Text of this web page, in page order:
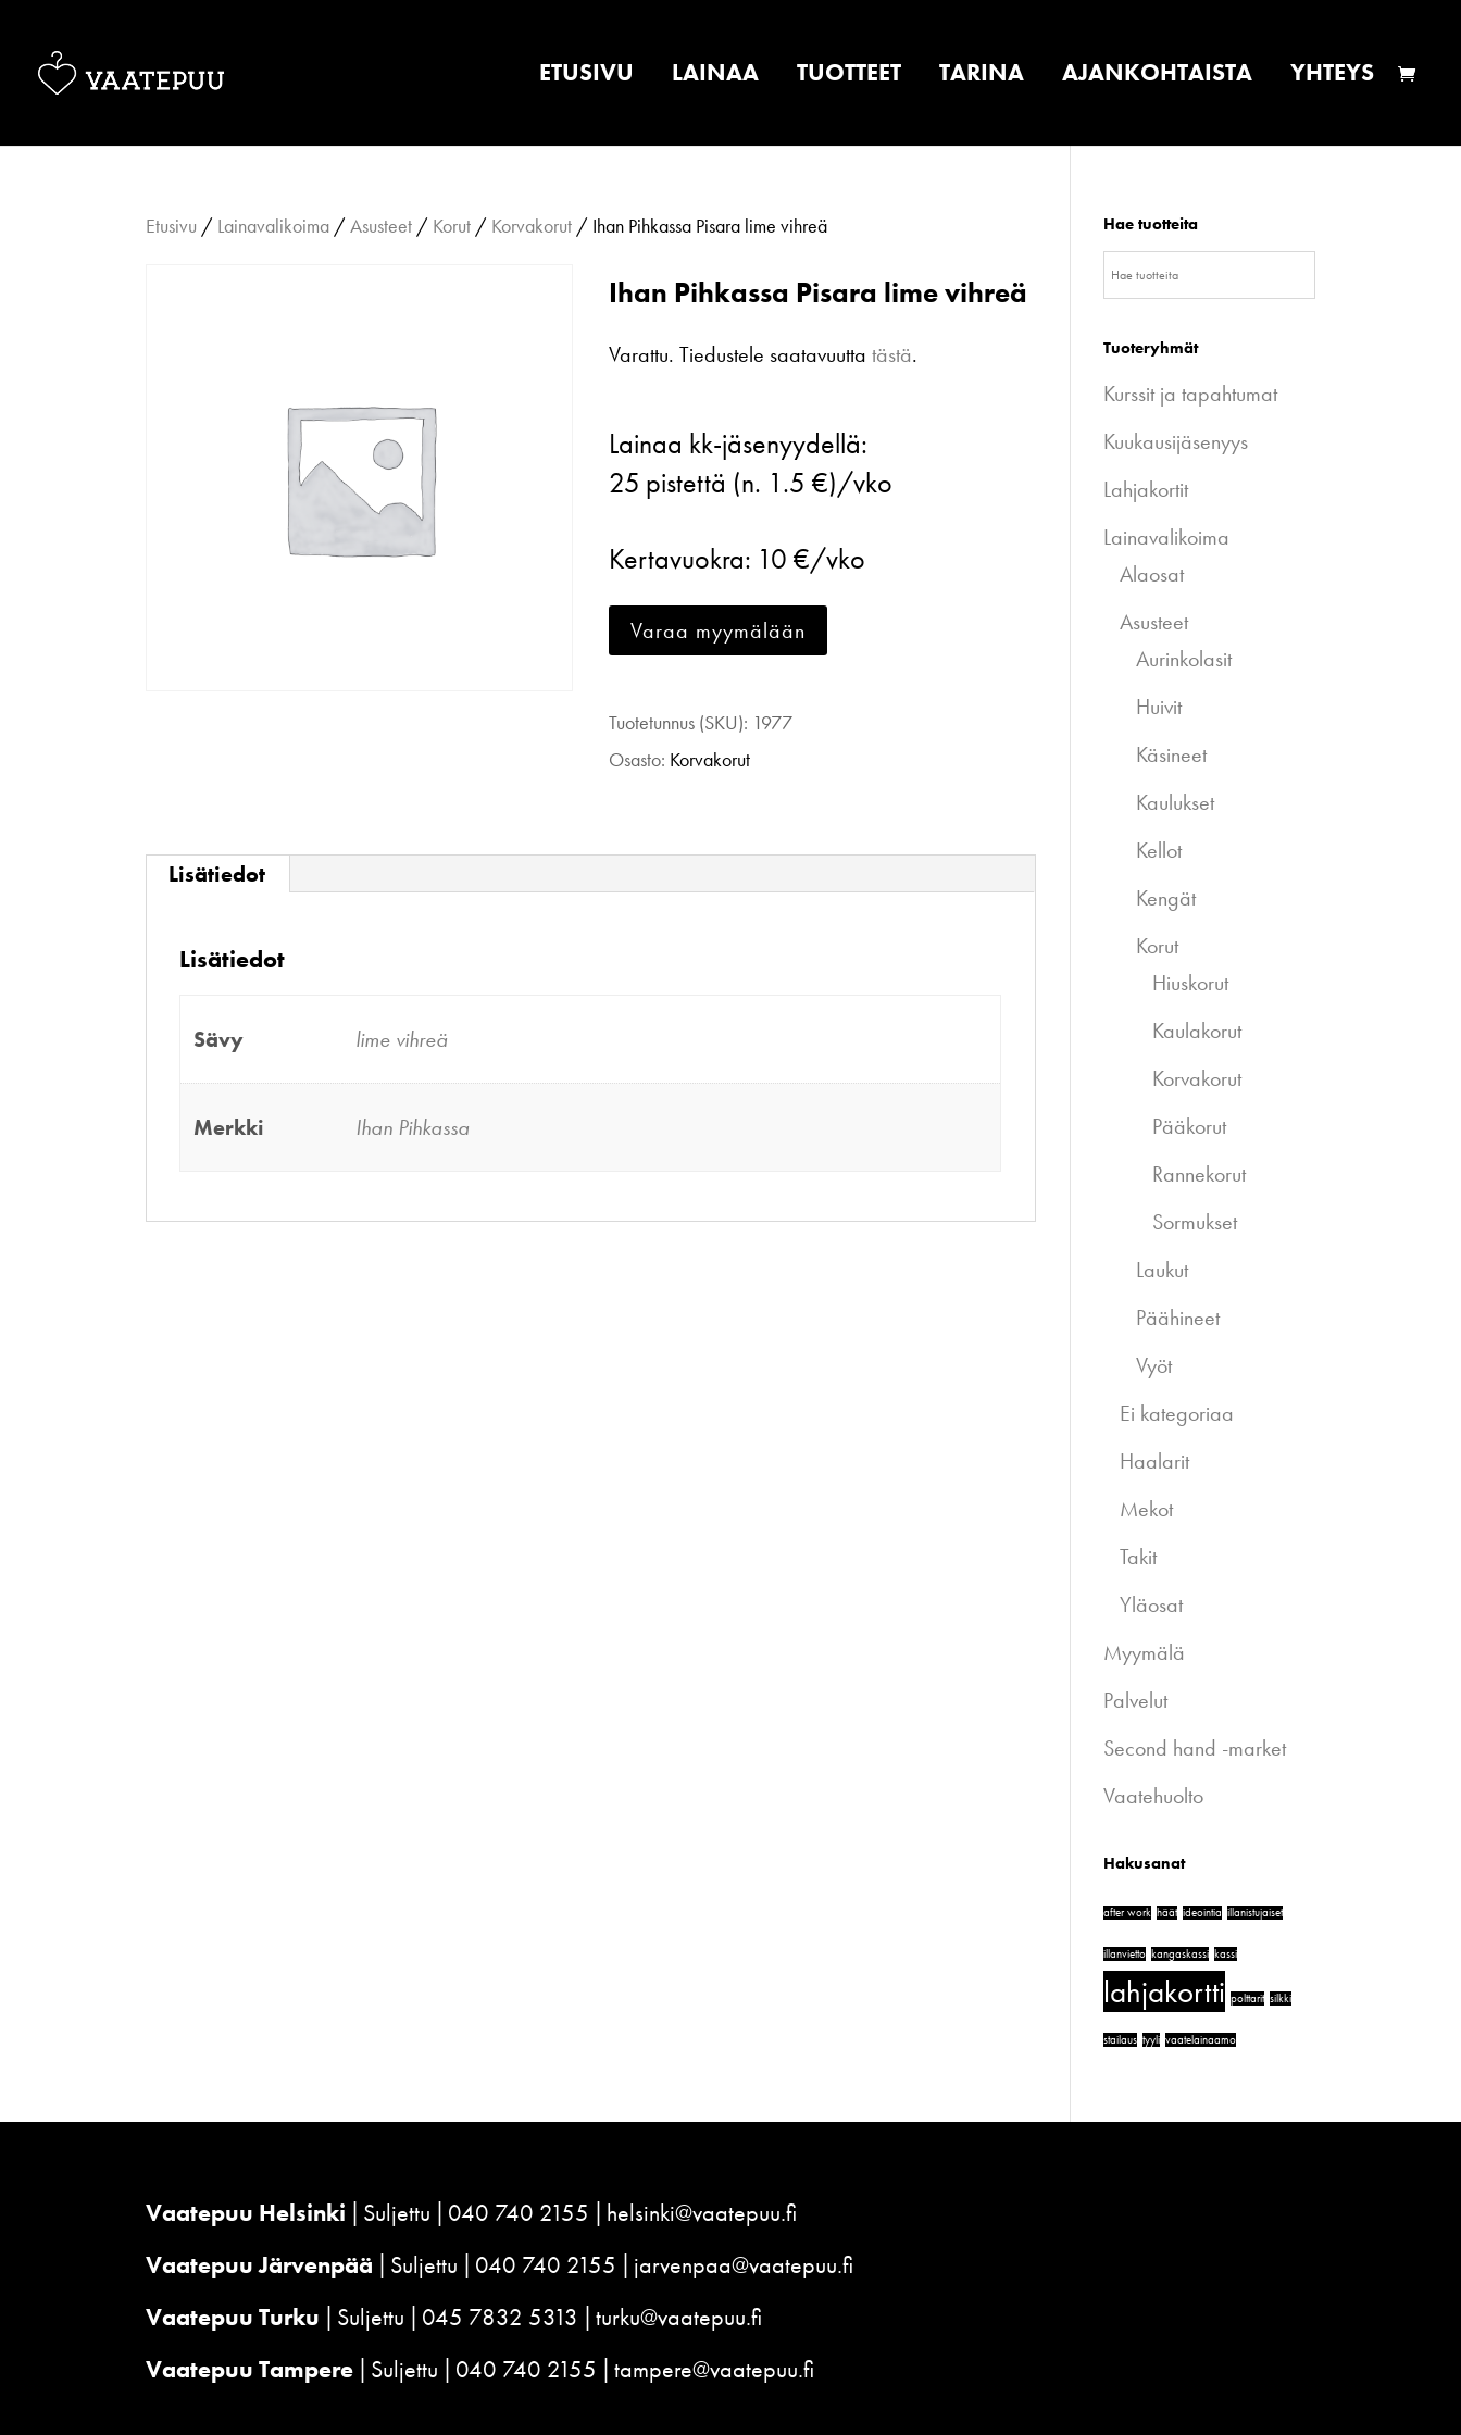
ETUSIVU LAINAA TUOTTEET TARINA AJANKOHTAISTA YHTEYS
Etusivu / Lainavalikoima /Asusteet / Korut / Korvakorut / Ihan Pihkassa Pisara lime vihreä
Ihan Pihkassa Pisara lime vihreä
Varattu. Tiedustele saatavuuttatästä.
Pihkassa
Pisara
vihreä
määrä
Lainaa kk-jäsenyydellä:
25 pistettä (n. 1.5 €)/vko
Kertavuokra: 10 €/vko
Varaa myymälään
Tuotetunnus (SKU): 1977
Osasto: Korvakorut
Lisätiedot
Lisätiedot
Sävy lime vihreä
Merkki Ihan Pihkassa
Hae tuotteita
Tuoteryhmät
Kurssit ja tapahtumat
Kuukausijäsenyys
Lahjakortit
Lainavalikoima
Alaosat
Asusteet
Aurinkolasit
Huivit
Käsineet
Kaulukset
Kellot
Kengät
Korut
Hiuskorut
Kaulakorut
Korvakorut
Pääkorut
Rannekorut
Sormukset
Laukut
Päähineet
Vyöt
Ei kategoriaa
Haalarit
Mekot
Takit
Yläosat
Myymälä
Palvelut
Second hand -market
Vaatehuolto
Hakusanat
after work häät ideointia illanistujaiset
illanvietto kangaskassi kassi
lahjakortti polttarit silkki
stailaus tyyli vaatelainaamo
Vaatepuu Helsinki Suljettu 040 740 2155
helsinki@vaatepuu.fi
Vaatepuu Järvenpää
Suljettu 040 740 2155
jarvenpaa@vaatepuu.fi
Vaatepuu Turku
Suljettu 045 7832 5313
turku@vaatepuu.fi
Vaatepuu Tampere Suljettu 040 740 2155 tampere@vaatepuu.fi